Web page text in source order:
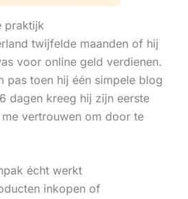
praktijk
twijfelde maanden of hij
voor online geld verdienen.
pas toen hij één simpele blog
dagen kreeg hij zijn eerste
vertrouwen om door te
écht werkt
inkopen of